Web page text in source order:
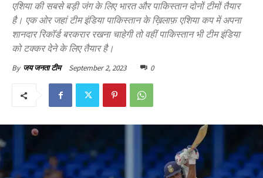
एशिया की सबसे बड़ी जंग के लिए भारत और पाकिस्तान दोनों टीमों तैयार
है। एक ओर जहां टीम इंडिया पाकिस्तान के ख़िलाफ़ एशिया कप में अपना
शानदार रिकॉर्ड बरकरार रखना चाहेगी तो वहीं पाकिस्तान भी टीम इंडिया
को टक्कर देने के लिए तैयार है।
By जय जनता टीम September 2, 2023 0